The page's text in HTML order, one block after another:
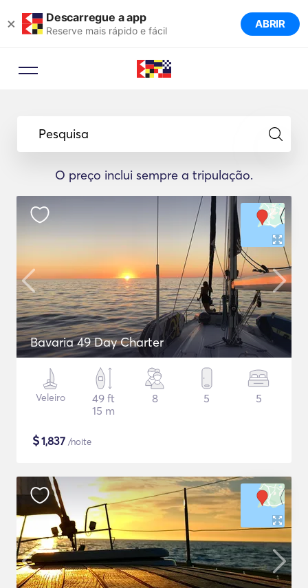
× Descarregue a app
Reserve mais rápido e fácil ABRIR
Pesquisa
O preço inclui sempre a tripulação.
Bavaria 49 Day Charter
Veleiro
49 ft
15 m
8 5 5
$1,837 /noite